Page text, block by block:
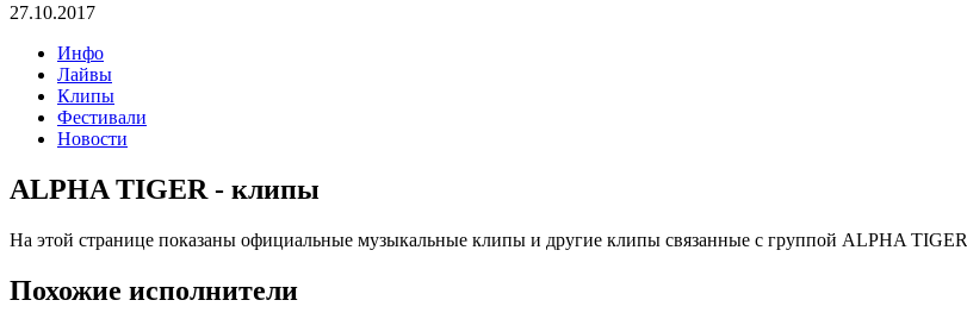
27.10.2017
Инфо
Лайвы
Клипы
Фестивали
Новости
ALPHA TIGER - клипы
На этой странице показаны официальные музыкальные клипы и другие клипы связанные с группой ALPHA TIGER
Похожие исполнители